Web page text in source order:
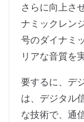
さらに向上さ
ナミックレン
号のダイナミ
リアな音質を
要するに、デ
は、デジタル
な技術で、通